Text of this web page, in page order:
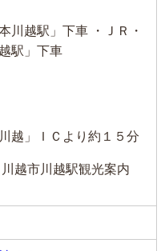
川越駅」下車 ・ＪＲ・
駅」下車
越」ＩＣより約１５分
越市川越駅観光案内